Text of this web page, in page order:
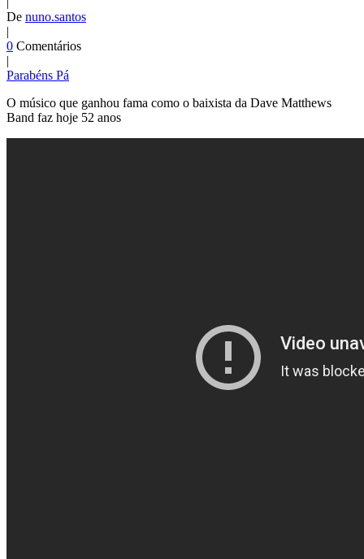
De nuno.santos
|
0 Comentários
|
Parabéns Pá
O músico que ganhou fama como o baixista da Dave Matthews
Band faz hoje 52 anos